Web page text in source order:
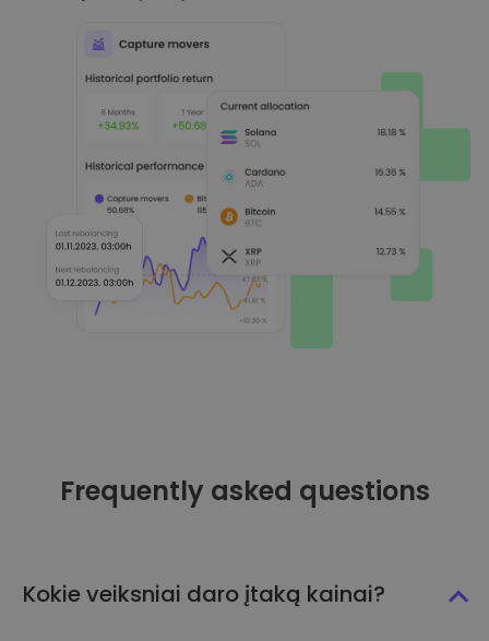
Frequently asked questions
Kokie veiksniai daro įtaką kainai?